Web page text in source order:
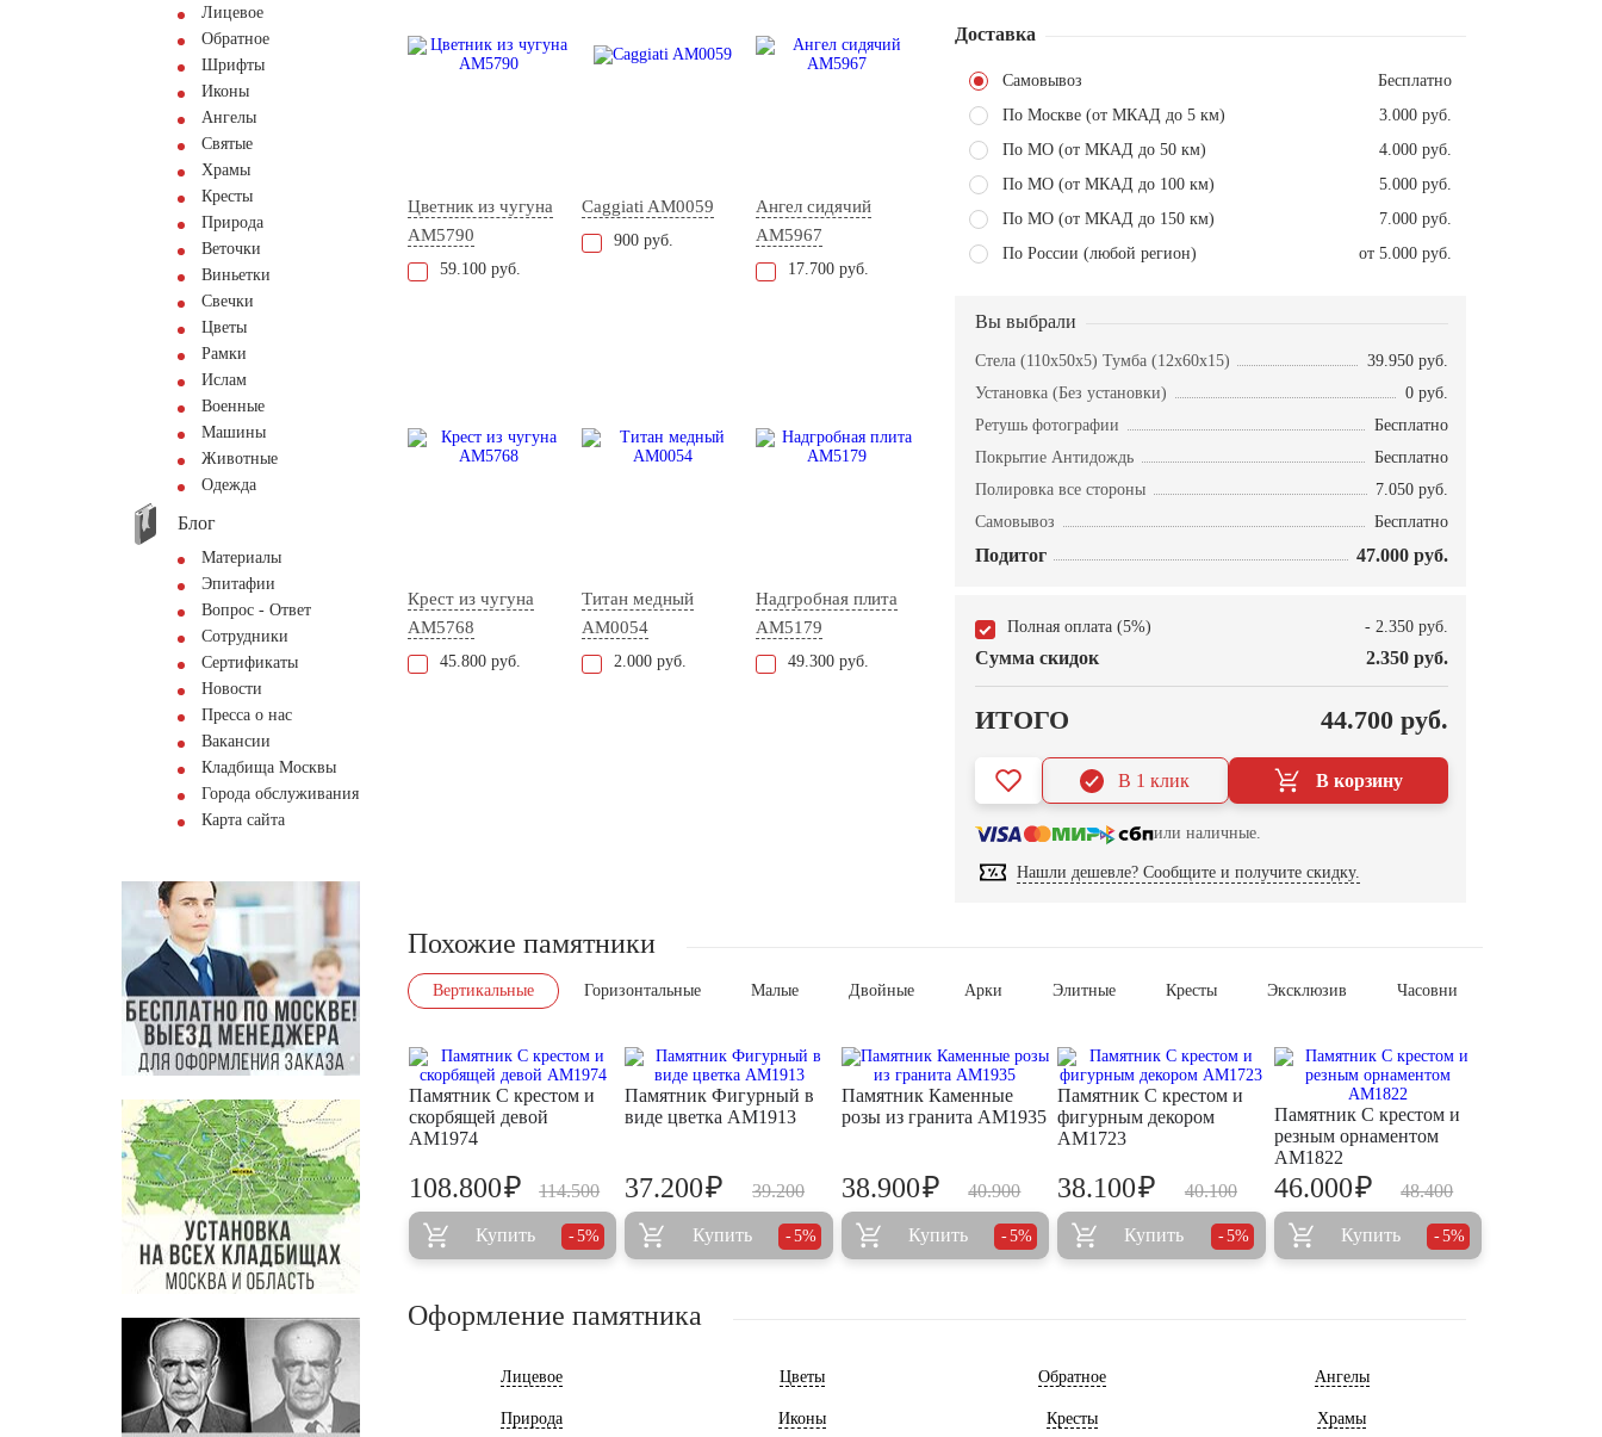
Лицевое
Обратное
Шрифты
Иконы
Ангелы
Святые
Храмы
Кресты
Природа
Веточки
Виньетки
Свечки
Цветы
Рамки
Ислам
Военные
Машины
Животные
Одежда
Блог
Материалы
Эпитафии
Вопрос - Ответ
Сотрудники
Сертификаты
Новости
Пресса о нас
Вакансии
Кладбища Москвы
Города обслуживания
Карта сайта
Цветник из чугуна
AM5790
59.100 руб.
Caggiati AM0059
900 руб.
Ангел сидячий
AM5967
17.700 руб.
Крест из чугуна
AM5768
45.800 руб.
Титан медный
AM0054
2.000 руб.
Надгробная плита
AM5179
49.300 руб.
Доставка
Самовывоз
Бесплатно
По Москве (от МКАД до 5 км)
3.000 руб.
По МО (от МКАД до 50 км)
4.000 руб.
По МО (от МКАД до 100 км)
5.000 руб.
По МО (от МКАД до 150 км)
7.000 руб.
По России (любой регион)
от 5.000 руб.
Вы выбрали
Стела (110x50x5) Тумба (12x60x15)
39.950 руб.
Установка (Без установки)
0 руб.
Ретушь фотографии
Бесплатно
Покрытие Антидождь
Бесплатно
Полировка все стороны
7.050 руб.
Самовывоз
Бесплатно
Подитог 47.000 руб.
Полная оплата (5%) - 2.350 руб.
Сумма скидок 2.350 руб.
ИТОГО 44.700 руб.
В корзину
В 1 клик
или наличные.
Нашли дешевле? Сообщите и получите скидку.
Похожие памятники
Вертикальные Горизонтальные Малые Двойные Арки Элитные Кресты Эксклюзив Часовни
Памятник С крестом и
скорбящей девой
AM1974
114.500
108.800₽
Купить 5%
Памятник Фигурный в
виде цветка AM1913
39.200
37.200₽
Купить 5%
Памятник Каменные
розы из гранита AM1935
40.900
38.900₽
Купить 5%
Памятник С крестом и
фигурным декором
AM1723
40.100
38.100₽
Купить 5%
Памятник С крестом и
резным орнаментом
AM1822
48.400
46.000₽
Купить 5%
Оформление памятника
Лицевое Цветы Обратное Ангелы
Природа Иконы Кресты Храмы